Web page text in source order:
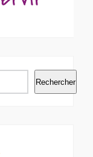
Rechercher